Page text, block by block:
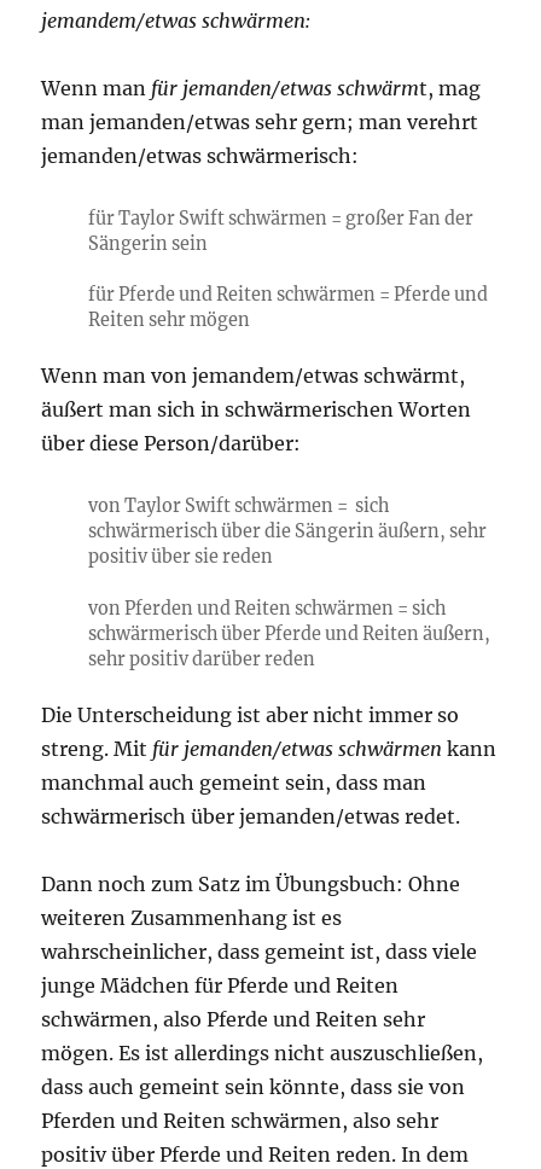
jemandem/etwas schwärmen:
Wenn man für jemanden/etwas schwärmt, mag
man jemanden/etwas sehr gern; man verehrt
jemanden/etwas schwärmerisch:
für Taylor Swift schwärmen = großer Fan der
Sängerin sein
für Pferde und Reiten schwärmen = Pferde und
Reiten sehr mögen
Wenn man von jemandem/etwas schwärmt,
äußert man sich in schwärmerischen Worten
über diese Person/darüber:
von Taylor Swift schwärmen = sich
schwärmerisch über die Sängerin äußern, sehr
positiv über sie reden
von Pferden und Reiten schwärmen = sich
schwärmerisch über Pferde und Reiten äußern,
sehr positiv darüber reden
Die Unterscheidung ist aber nicht immer so
streng. Mit für jemanden/etwas schwärmen kann
manchmal auch gemeint sein, dass man
schwärmerisch über jemanden/etwas redet.
Dann noch zum Satz im Übungsbuch: Ohne
weiteren Zusammenhang ist es
wahrscheinlicher, dass gemeint ist, dass viele
junge Mädchen für Pferde und Reiten
schwärmen, also Pferde und Reiten sehr
mögen. Es ist allerdings nicht auszuschließen,
dass auch gemeint sein könnte, dass sie von
Pferden und Reiten schwärmen, also sehr
positiv über Pferde und Reiten reden. In dem